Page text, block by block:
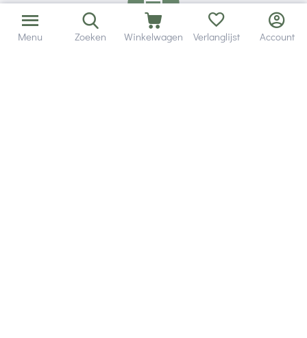
Altijd 120 dagen retourrecht.
Menu Zoeken Winkelwagen Verlanglijst Account